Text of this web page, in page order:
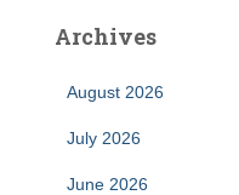
Archives
August 2026
July 2026
June 2026